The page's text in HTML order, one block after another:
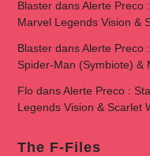
BlasterdansAlerte Preco
Marvel Legends Vision &
BlasterdansAlerte Preco
Spider-Man (Symbiote) &
FlodansAlerte Preco :
Legends Vision & Scarlet
The F-Files